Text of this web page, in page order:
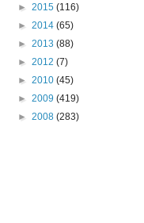
► 2015 (116)
► 2014 (65)
► 2013 (88)
► 2012 (7)
► 2010 (45)
► 2009 (419)
► 2008 (283)